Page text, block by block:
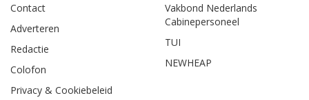
Contact
Adverteren
Redactie
Colofon
Privacy & Cookiebeleid
Vakbond Nederlands
Cabinepersoneel
TUI
NEWHEAP